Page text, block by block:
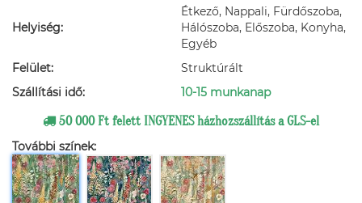
Helyiség:
Étkező, Nappali, Fürdőszoba,
Hálószoba, Előszoba, Konyha,
Egyéb
Felület:
Struktúrált
Szállítási idő:
10-15 munkanap
50 000 Ft felett INGYENES házhozszállítás a GLS-el
További színek: